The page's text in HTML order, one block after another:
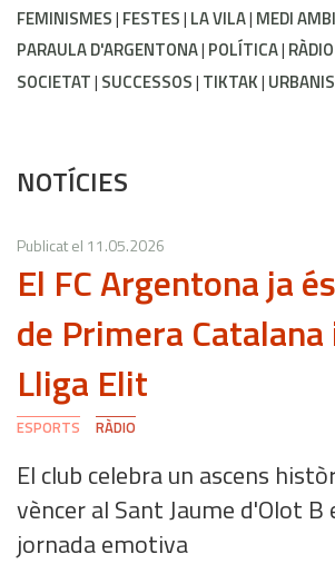
FEMINISMES FESTES LA VILA MEDI
PARAULA D'ARGENTONA POLÍTICA RÀDIO
SOCIETAT SUCCESSOS TIKTAK
NOTÍCIES
Publicat el 11.05.2026
El FC Argentona ja
de Primera
Lliga Elit
ESPORTS RÀDIO
El club celebra un ascens
vèncer al Sant Jaume d'Olot B
jornada emotiva